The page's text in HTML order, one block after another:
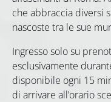
che abbraccia diversi
nascoste tra le sue
Ingresso solo su
esclusivamente
disponibile ogni 15
di arrivare all’orario